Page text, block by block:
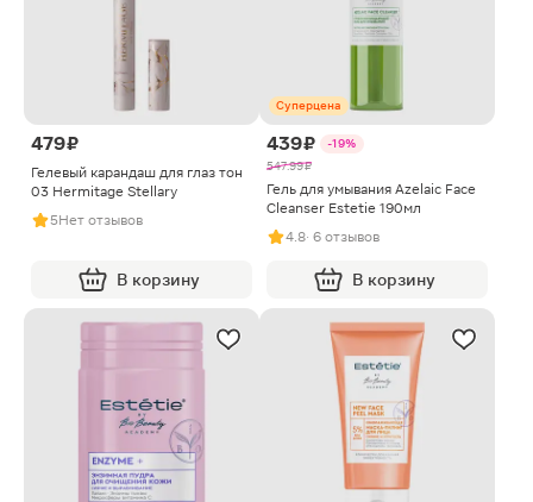
479 ₽
Гелевый карандаш для глаз тон
03 Hermitage Stellary
5Нет отзывов
В корзину
Суперцена
439 ₽
-19%
547.99 ₽
Гель для умывания Azelaic Face
Cleanser Estetie 190мл
4.8· 6 отзывов
В корзину